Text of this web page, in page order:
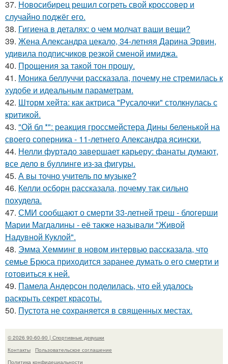
37. Новосибирец решил согреть свой кроссовер и
случайно поджёг его.
38. Гигиена в деталях: о чем молчат ваши вещи?
39. Жена Александра цекало, 34-летняя Дарина Эрвин,
удивила подписчиков резкой сменой имиджа.
40. Прощения за такой тон прошу.
41. Моника беллуччи рассказала, почему не стремилась к
худобе и идеальным параметрам.
42. Шторм хейта: как актриса "Русалочки" столкнулась с
критикой.
43. "Ой бл *": реакция гроссмейстера Дины беленькой на
своего соперника - 11-летнего Александра ясински.
44. Нелли фуртадо завершает карьеру: фанаты думают,
все дело в буллинге из-за фигуры.
45. А вы точно учитель по музыке?
46. Келли осборн рассказала, почему так сильно
похудела.
47. СМИ сообщают о смерти 33-летней треш - блогерши
Марии Магдалины - её также называли "Живой
Надувной Куклой".
48. Эмма Хемминг в новом интервью рассказала, что
семье Брюса приходится заранее думать о его смерти и
готовиться к ней.
49. Памела Андерсон поделилась, что ей удалось
раскрыть секрет красоты.
50. Пустота не сохраняется в священных местах.
© 2026 90-60-90 | Спортивные девушки
Контакты
Пользовательское соглашение
Политика конфидециальности